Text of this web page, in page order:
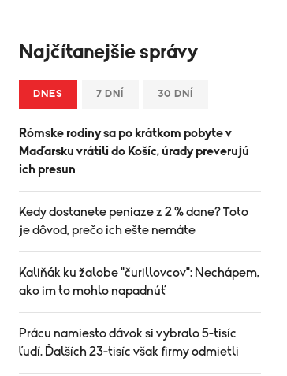
Najčítanejšie správy
DNES 7 DNÍ 30 DNÍ
Rómske rodiny sa po krátkom pobyte v
Maďarsku vrátili do Košíc, úrady preverujú
ich presun
Kedy dostanete peniaze z 2 % dane? Toto
je dôvod, prečo ich ešte nemáte
Kaliňák ku žalobe "čurillovcov": Nechápem,
ako im to mohlo napadnúť
Prácu namiesto dávok si vybralo 5-tisíc
ľudí. Ďalších 23-tisíc však firmy odmietli